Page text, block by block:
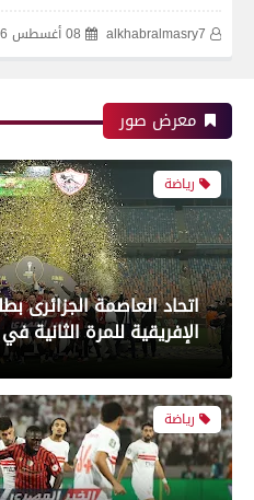
alkhabralmasry7
08 أغسطس 2026
معرض صور
اتحاد العاصمة الجزائرى
الإفريقية للمرة الثانية في
رياضة
بعدسة الخبر المصري|
الأول لمباراة الزمالك
نهائي كأس الكونفدرالية
رياضة